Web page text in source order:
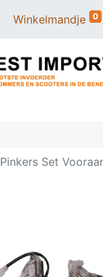
Winkelmandje 0
Pinkers Set